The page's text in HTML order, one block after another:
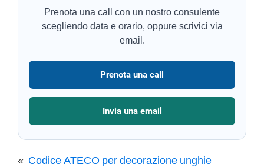
Prenota una call con un nostro consulente
scegliendo data e orario, oppure scrivici via
email.
Prenota una call
Invia una email
« Codice ATECO per decorazione unghie